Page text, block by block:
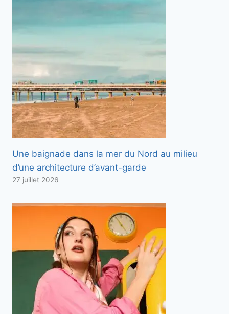
Une baignade dans la mer du Nord au milieu
d’une architecture d’avant-garde
27 juillet 2026